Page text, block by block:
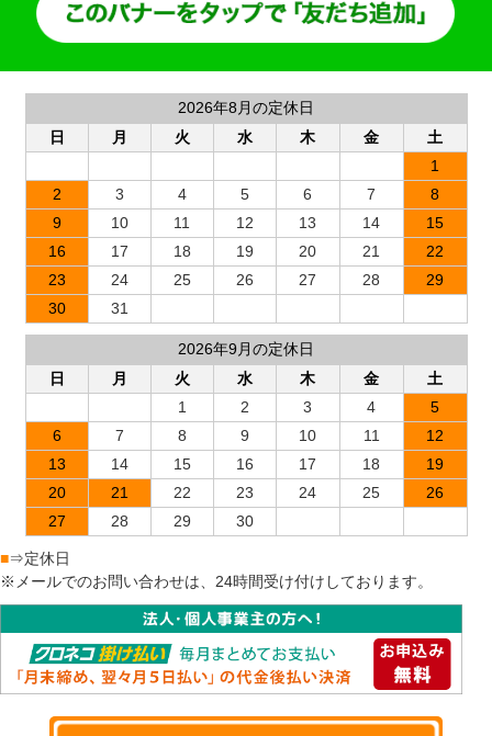
2026年8月の定休日
日
月 火 水 木 金
土
1
2
3 4 5 6 7
8
9
10 11 12 13 14
15
16
17 18 19 20 21
22
23
24 25 26 27 28
29
30
31
2026年9月の定休日
日
月 火 水 木 金
土
1
2 3 4
5
6
7 8 9 10 11
12
13
14 15 16 17 18
19
20
21 22 23 24 25
26
27
28 29 30
■⇒定休日
※メールでのお問い合わせは、24時間受け付けしております。